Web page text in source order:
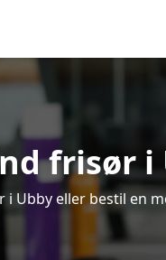
frisør
i Ubby eller bestil en